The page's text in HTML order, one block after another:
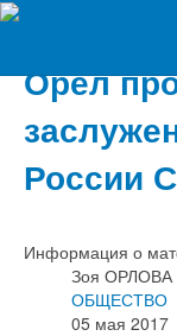
Орёл
России
Информация о
Зоя ОРЛОВА
ОБЩЕСТВО
05 мая 2017